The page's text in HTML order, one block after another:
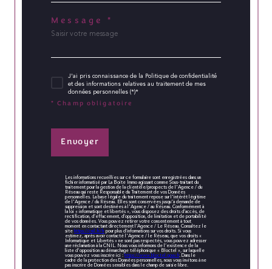
Message *
J'ai pris connaissance de la Politique de confidentialité
et des informations relatives au traitement de mes
données personnelles (*)*
* Champ obligatoire
Envoyer
Les informations recueillies sur ce formulaire sont enregistrées dans un
fichier informatisé par La Boite Immo agissant comme Sous-traitant du
traitement pour la gestion de la clientèle/prospects de l'Agence / du
Réseau qui reste Responsable du Traitement de vos Données
personnelles. La base légale du traitement repose sur l'intérêt légitime
de l'Agence / du Réseau. Elles sont conservées jusqu'à demande de
suppression et sont destinées à l'Agence / au Réseau. Conformément à
la loi « informatique et libertés », vous disposez des droits d’accès, de
rectification, d’effacement, d’opposition, de limitation et de portabilité
de vos données. Vous pouvez retirer votre consentement à tout
moment en contactant directement l’Agence / Le Réseau. Consultez le
site https://cnil.fr/frpour plus d’informations sur vos droits. Si vous
estimez, après avoir contacté l'Agence / le Réseau, que vos droits «
Informatique et Libertés » ne sont pas respectés, vous pouvez adresser
une réclamation à la CNIL. Nous vous informons de l’existence de la
liste d'opposition au démarchage téléphonique « Bloctel », sur laquelle
vous pouvez vous inscrire ici : https://www.bloctel.gouv.fr. Dans le
cadre de la protection des Données personnelles, nous vous invitons à ne
pas inscrire de Données sensibles dans le champ de saisie libre.